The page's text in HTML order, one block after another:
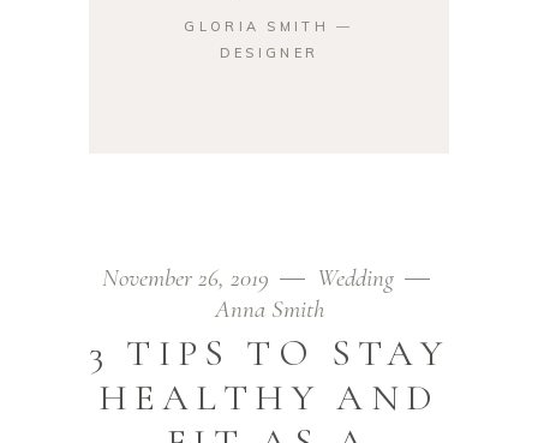
GLORIA SMITH ―
DESIGNER
November 26, 2019
Wedding
Anna Smith
3 TIPS TO STAY
HEALTHY AND